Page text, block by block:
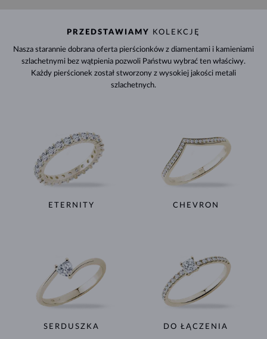
PRZEDSTAWIAMY KOLEKCJĘ
Nasza starannie dobrana oferta pierścionków z diamentami i kamieniami
szlachetnymi bez wątpienia pozwoli Państwu wybrać ten właściwy.
Każdy pierścionek został stworzony z wysokiej jakości metali
szlachetnych.
ETERNITY CHEVRON
SERDUSZKA DO ŁĄCZENIA